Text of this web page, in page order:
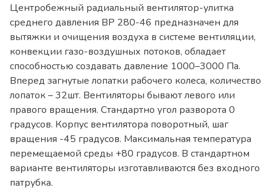
Центробежный радиальный вентилятор-улитка
среднего давления ВР 280-46 предназначен для
вытяжки и очищения воздуха в системе вентиляции,
конвекции газо-воздушных потоков, обладает
способностью создавать давление 1000–3000 Па.
Вперед загнутые лопатки рабочего колеса, количество
лопаток – 32шт. Вентиляторы бывают левого или
правого вращения. Стандартно угол разворота 0
градусов. Корпус вентилятора поворотный, шаг
вращения -45 градусов. Максимальная температура
перемещаемой среды +80 градусов. В стандартном
варианте вентиляторы изготавливаются без входного
патрубка.